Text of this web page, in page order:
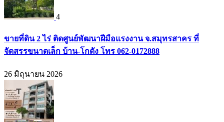
4
ขายที่ดิน 2 ไร่ ติดศูนย์พัฒนาฝีมือแรงงาน จ.สมุทรสาคร ที่
จัดสรรขนาดเล็ก บ้าน-โกดัง โทร 062-0172888
26 มิถุนายน 2026